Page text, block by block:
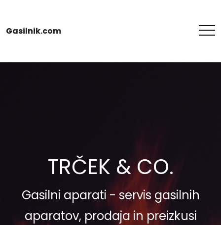
Gasilnik.com
TRČEK & CO.
Gasilni aparati - servis gasilnih
aparatov, prodaja in preizkusi